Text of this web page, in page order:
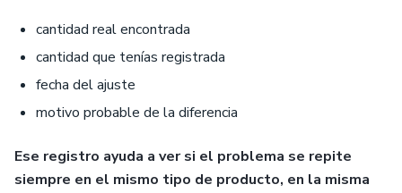
cantidad real encontrada
cantidad que tenías registrada
fecha del ajuste
motivo probable de la diferencia
Ese registro ayuda a ver si el problema se repite
siempre en el mismo tipo de producto, en la misma